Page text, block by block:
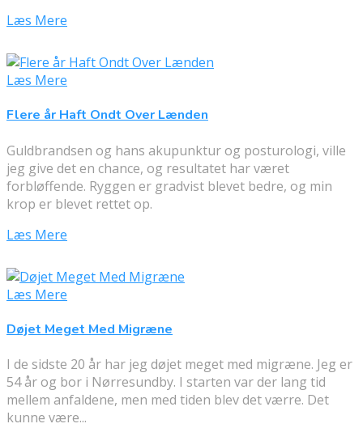
Læs Mere
Læs Mere
Flere år Haft Ondt Over Lænden
Guldbrandsen og hans akupunktur og posturologi, ville
jeg give det en chance, og resultatet har været
forbløffende. Ryggen er gradvist blevet bedre, og min
krop er blevet rettet op.
Læs Mere
Læs Mere
Døjet Meget Med Migræne
I de sidste 20 år har jeg døjet meget med migræne. Jeg er
54 år og bor i Nørresundby. I starten var der lang tid
mellem anfaldene, men med tiden blev det værre. Det
kunne være...